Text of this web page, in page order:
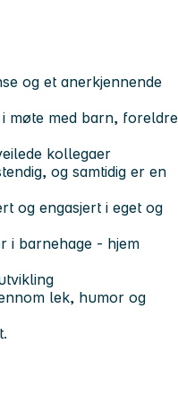
og et anerkjennende
møte med barn, foreldre
kollegaer
og samtidig er en
og engasjert i eget og
i barnehage - hjem
lek, humor og